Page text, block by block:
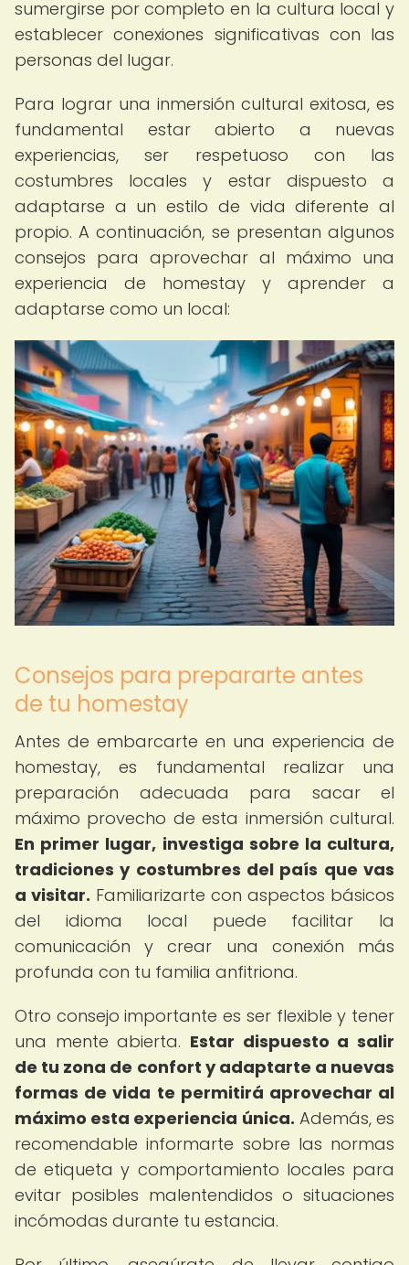
sumergirse por completo en la cultura local y
establecer conexiones significativas con las
personas del lugar.
Para lograr una inmersión cultural exitosa, es
fundamental estar abierto a nuevas
experiencias, ser respetuoso con las
costumbres locales y estar dispuesto a
adaptarse a un estilo de vida diferente al
propio. A continuación, se presentan algunos
consejos para aprovechar al máximo una
experiencia de homestay y aprender a
adaptarse como un local:
Consejos para prepararte antes
de tu homestay
Antes de embarcarte en una experiencia de
homestay, es fundamental realizar una
preparación adecuada para sacar el
máximo provecho de esta inmersión cultural.
En primer lugar, investiga sobre la cultura,
tradiciones y costumbres del país que vas
a visitar. Familiarizarte con aspectos básicos
del idioma local puede facilitar la
comunicación y crear una conexión más
profunda con tu familia anfitriona.
Otro consejo importante es ser flexible y tener
una mente abierta. Estar dispuesto a salir
de tu zona de confort y adaptarte a nuevas
formas de vida te permitirá aprovechar al
máximo esta experiencia única. Además, es
recomendable informarte sobre las normas
de etiqueta y comportamiento locales para
evitar posibles malentendidos o situaciones
incómodas durante tu estancia.